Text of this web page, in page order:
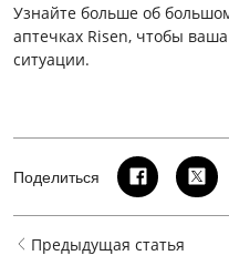
Узнайте больше об
аптечках Risen, чтобы
ситуации.
Поделиться
Предыдущая статья